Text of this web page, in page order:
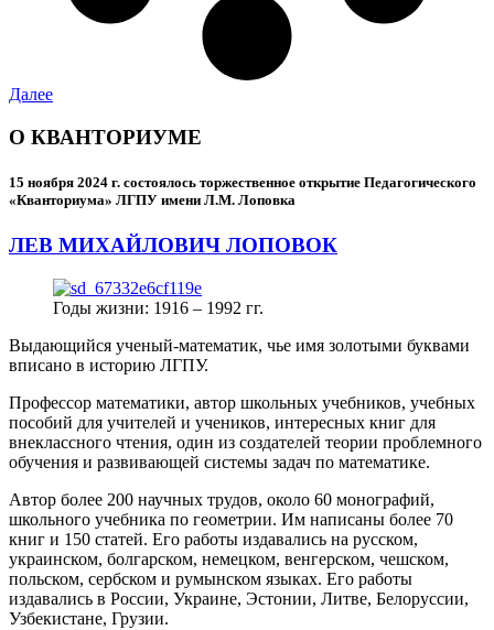
Далее
О КВАНТОРИУМЕ
15 ноября 2024 г. состоялось торжественное открытие Педагогического
«Кванториума» ЛГПУ имени Л.М. Лоповка
ЛЕВ МИХАЙЛОВИЧ ЛОПОВОК
Годы жизни: 1916 – 1992 гг.
Выдающийся ученый-математик, чье имя золотыми буквами
вписано в историю ЛГПУ.
Профессор математики, автор школьных учебников, учебных
пособий для учителей и учеников, интересных книг для
внеклассного чтения, один из создателей теории проблемного
обучения и развивающей системы задач по математике.
Автор более 200 научных трудов, около 60 монографий,
школьного учебника по геометрии. Им написаны более 70
книг и 150 статей. Его работы издавались на русском,
украинском, болгарском, немецком, венгерском, чешском,
польском, сербском и румынском языках. Его работы
издавались в России, Украине, Эстонии, Литве, Белоруссии,
Узбекистане, Грузии.